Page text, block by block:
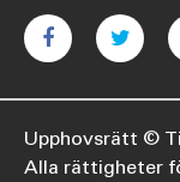
Upphovsrätt ©
Alla rättigheter